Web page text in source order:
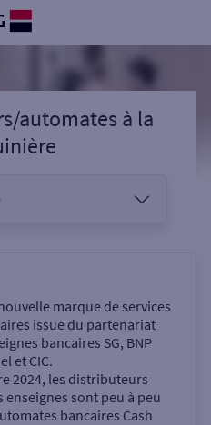
automatesà la
marque de services
issue du partenariat
bancaires SG, BNP
et CIC.
2024, les distributeurs
enseignes sont peu à peu
bancaires Cash